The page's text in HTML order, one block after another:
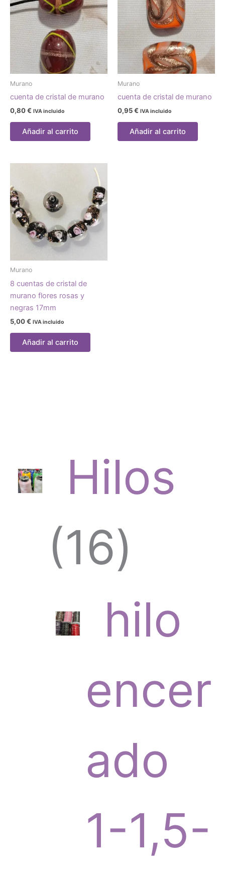
Hilos
161
6
p
r
o
hilo
encer
ado
1-1,5-
Murano
cuenta de cristal de murano
0,80€ IVA incluido
Añadir al carrito
Murano
cuenta de cristal de murano
0,95€ IVA incluido
Añadir al carrito
Murano
8 cuentas de cristal de
murano flores rosas y
negras 17mm
5,00€ IVA incluido
Añadir al carrito